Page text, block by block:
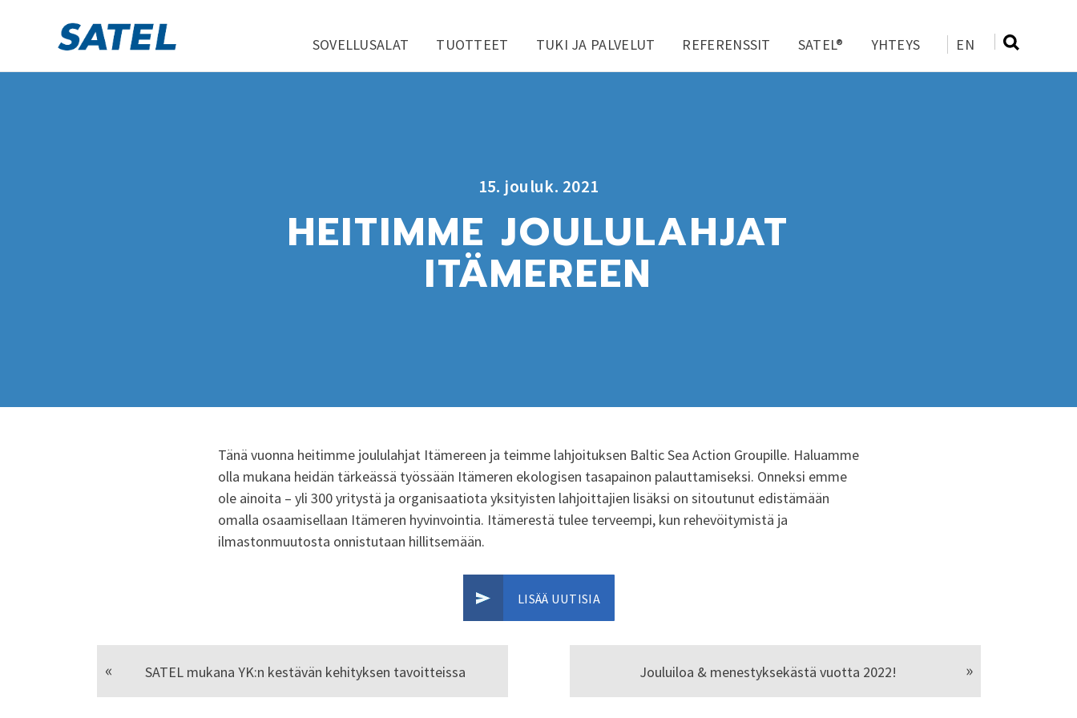
SOVELLUSALAT TUOTTEET TUKI JA PALVELUT REFERENSSIT SATEL® YHTEYS EN
15. jouluk. 2021
HEITIMME JOULULAHJAT
ITÄMEREEN
Tänä vuonna heitimme joululahjat Itämereen ja teimme lahjoituksen Baltic Sea Action Groupille. Haluamme
olla mukana heidän tärkeässä työssään Itämeren ekologisen tasapainon palauttamiseksi. Onneksi emme
ole ainoita – yli 300 yritystä ja organisaatiota yksityisten lahjoittajien lisäksi on sitoutunut edistämään
omalla osaamisellaan Itämeren hyvinvointia. Itämerestä tulee terveempi, kun rehevöitymistä ja
ilmastonmuutosta onnistutaan hillitsemään.
LISÄÄ UUTISIA
SATEL mukana YK:n kestävän kehityksen tavoitteissa Jouluiloa & menestyksekästä vuotta 2022!